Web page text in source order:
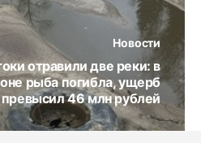
Новости
отравили две реки: в
рыба погибла, ущерб
превысил 46 млн рублей